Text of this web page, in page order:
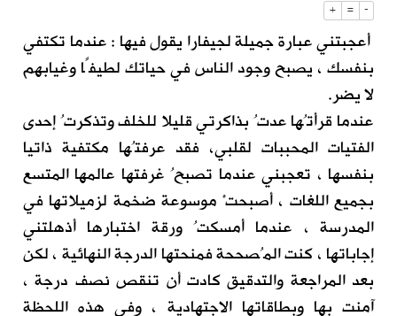
+ = -
أعجبتني عبارة جميلة لجيفارا يقول فيها : عندما تكتفي
بنفسك ، يصبح وجود الناس في حياتك لطيفًا وغيابهم
لا يضر.
عندما قرأتُها عدتُ بذاكرتي قليلا للخلف وتذكرتُ إحدى
الفتيات المحببات لقلبي، فقد عرفتُها مكتفية ذاتيا
بنفسها ، تعجبني عندما تصبحُ غرفتها عالمها المتسع
بجميع اللغات ، أصبحتْ موسوعة ضخمة لزميلاتها في
المدرسة ، عندما أمسكتُ ورقة اختبارها أذهلتني
إجاباتها ، كنت المُصححة فمنحتها الدرجة النهائية ، لكن
بعد المراجعة والتدقيق كادت أن تنقص نصف درجة ،
آمنت بها وبطاقاتها الاجتهادية ، وفي هذه اللحظة